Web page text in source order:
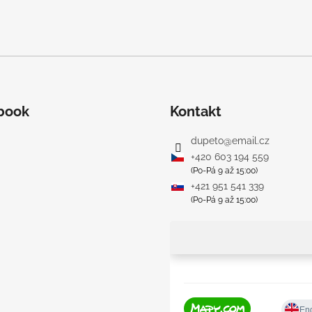
Kontakt
dupeto@email.cz
+420 603 194 559
(Po-Pá 9 až 15:00)
+421 951 541 339
(Po-Pá 9 až 15:00)